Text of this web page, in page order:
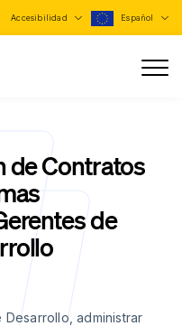
Accesibilidad Español
de Contratos
de
administrar